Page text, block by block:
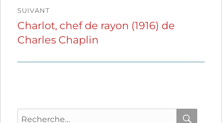
SUIVANT
Publication
suivante :
Charlot, chef de rayon (1916) de
Charles Chaplin
Recherche